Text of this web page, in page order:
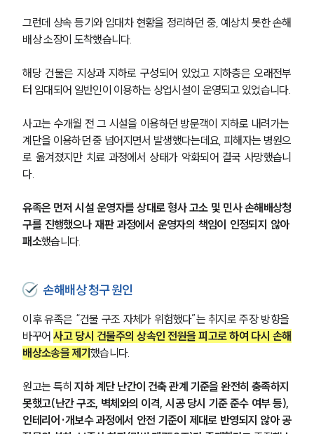
그런데 상속 등기와 임대차 현황을 정리하던 중, 예상치 못한 손해
배상 소장이 도착했습니다.
해당 건물은 지상과 지하로 구성되어 있었고 지하층은 오래전부
터 임대되어 일반인이 이용하는 상업시설이 운영되고 있었습니다.
사고는 수개월 전 그 시설을 이용하던 방문객이 지하로 내려가는
계단을 이용하던 중 넘어지면서 발생했다는데요, 피해자는 병원으
로 옮겨졌지만 치료 과정에서 상태가 악화되어 결국 사망했습니
다.
유족은 먼저 시설 운영자를 상대로 형사 고소 및 민사 손해배상청
구를 진행했으나 재판 과정에서 운영자의 책임이 인정되지 않아
패소했습니다.
손해배상 청구 원인
이후 유족은 “건물 구조 자체가 위험했다”는 취지로 주장 방향을
바꾸어 사고 당시 건물주의 상속인 전원을 피고로 하여 다시 손해
배상소송을 제기했습니다.
원고는 특히 지하 계단 난간이 건축 관계 기준을 완전히 충족하지
못했고(난간 구조, 벽체와의 이격, 시공 당시 기준 준수 여부 등),
인테리어·개보수 과정에서 안전 기준이 제대로 반영되지 않아 공